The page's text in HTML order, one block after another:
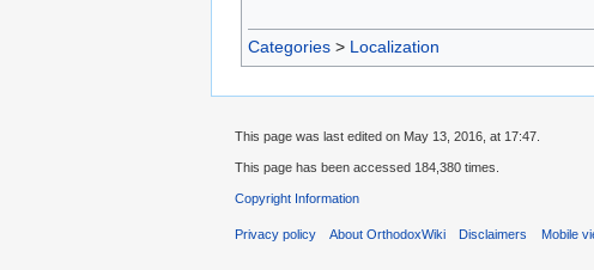
Categories > Localization
This page was last edited on May 13, 2016, at 17:47.
This page has been accessed 184,380 times.
Copyright Information
Privacy policy About OrthodoxWiki Disclaimers Mobile